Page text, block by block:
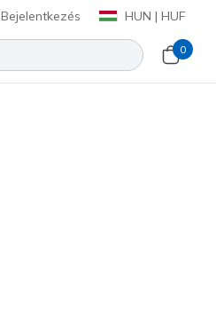
Bejelentkezés HUN | HUF
0